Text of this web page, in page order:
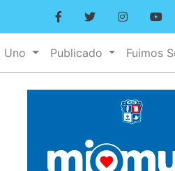
Uno Publicado
Fuimos